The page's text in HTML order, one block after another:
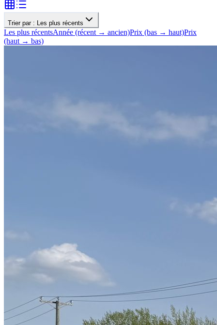
Trier par : Les plus récents
Les plus récentsAnnée (récent → ancien)Prix (bas → haut)Prix
(haut → bas)